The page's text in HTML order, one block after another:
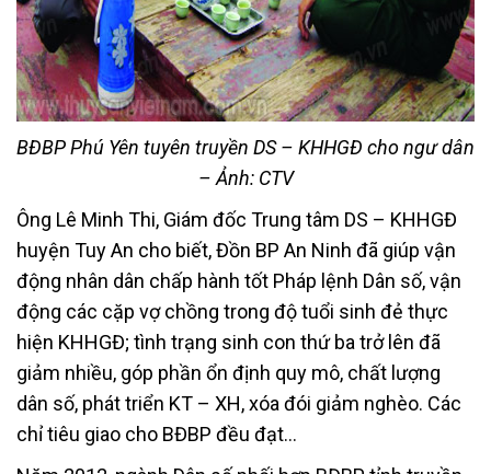
BĐBP Phú Yên tuyên truyền DS – KHHGĐ cho ngư dân
– Ảnh: CTV
Ông Lê Minh Thi, Giám đốc Trung tâm DS – KHHGĐ
huyện Tuy An cho biết, Đồn BP An Ninh đã giúp vận
động nhân dân chấp hành tốt Pháp lệnh Dân số, vận
động các cặp vợ chồng trong độ tuổi sinh đẻ thực
hiện KHHGĐ; tình trạng sinh con thứ ba trở lên đã
giảm nhiều, góp phần ổn định quy mô, chất lượng
dân số, phát triển KT – XH, xóa đói giảm nghèo. Các
chỉ tiêu giao cho BĐBP đều đạt…